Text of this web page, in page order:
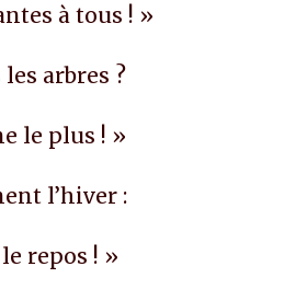
à tous ! »
arbres ?
le plus ! »
l’hiver :
repos ! »